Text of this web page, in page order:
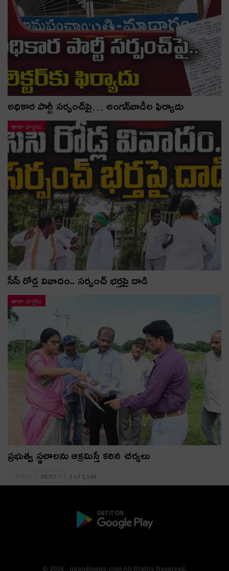
అధికార పార్టీ స‌ర్పంచ్‌పై… అంగ‌న్‌వాడీల ఫిర్యాదు
తాజా వార్తలు
సీసీ రోడ్ల వివాదం.. స‌ర్పంచ్ భ‌ర్త‌పై దాడి
తాజా వార్తలు
ప్రభుత్వ స్థలాలను ఆక్రమిస్తే కఠిన చర్యలు
NEXT 1 of 1,144
© 2026 - naandinews.com All Rights Reserved.